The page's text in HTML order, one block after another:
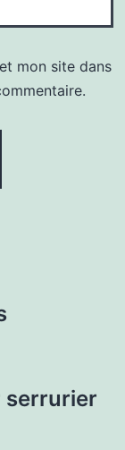
mon site dans
serrurier